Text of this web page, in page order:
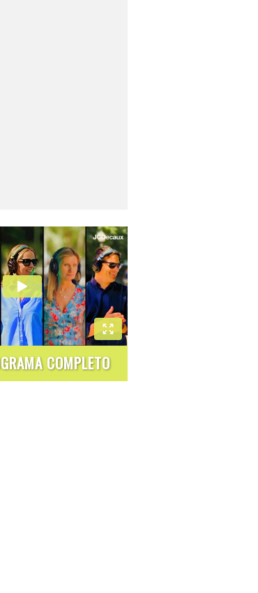
COMPLETO